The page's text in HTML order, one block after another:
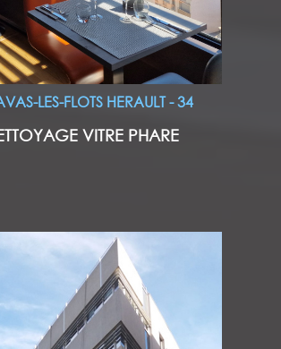
LES-FLOTS HERAULT - 34
VITRE PHARE